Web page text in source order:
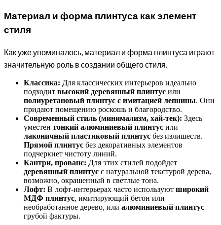
Материал и форма плинтуса как элемент
стиля
Как уже упоминалось, материал и форма плинтуса играют
значительную роль в создании общего стиля.
Классика: Для классических интерьеров идеально
подходит высокий деревянный плинтус или
полиуретановый плинтус с имитацией лепнины. Они
придают помещению роскошь и благородство.
Современный стиль (минимализм, хай-тек): Здесь
уместен тонкий алюминиевый плинтус или
лаконичный пластиковый плинтус без излишеств.
Прямой плинтус без декоративных элементов
подчеркнет чистоту линий.
Кантри, прованс: Для этих стилей подойдет
деревянный плинтус с натуральной текстурой дерева,
возможно, окрашенный в светлые тона.
Лофт: В лофт-интерьерах часто используют широкий
МДФ плинтус, имитирующий бетон или
необработанное дерево, или алюминиевый плинтус
грубой фактуры.